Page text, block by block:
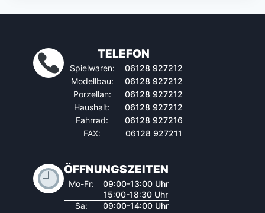
TELEFON
Spielwaren:
06128 927212
Modellbau:
06128 927212
Porzellan:
06128 927212
Haushalt:
06128 927212
Fahrrad:
06128 927216
FAX:
06128 927211
ÖFFNUNGSZEITEN
Mo-Fr:
09:00-13:00 Uhr
15:00-18:30 Uhr
Sa:
09:00-14:00 Uhr